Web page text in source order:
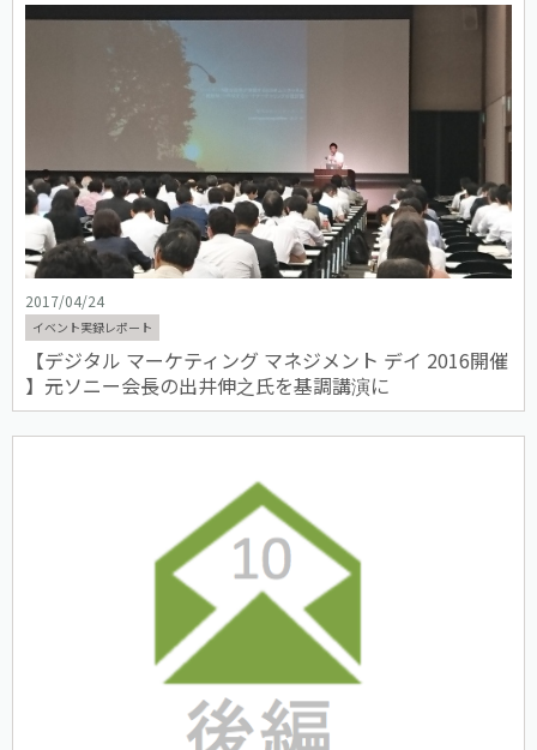
2017/04/24
イベント実録レポート
【デジタル マーケティング マネジメント デイ 2016開催
】元ソニー会長の出井伸之氏を基調講演に